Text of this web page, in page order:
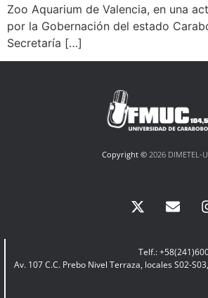
Zoo Aquarium de Valencia, en una
por la Gobernación del estado
Secretaría […]
Copyright © 2026 DIMETEL-
Telf.:
Av. 107 C.C. Prebo Nivel Terraza, locales S02-